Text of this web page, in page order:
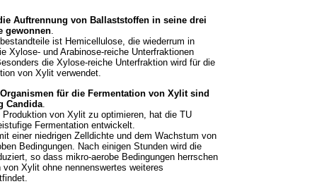
Auftrennung von Ballaststoffen in seine drei
gewonnen.
ist Hemicellulose, die wiederrum in
Xylose- und Arabinose-reiche Unterfraktionen
die Xylose-reiche Unterfraktion wird für die
von Xylit verwendet.
für die Fermentation von Xylit sind
Candida
Produktion von Xylit zu optimieren, hat die TU
Fermentation entwickelt.
einer niedrigen Zelldichte und dem Wachstum von
Bedingungen. Nach einigen Stunden wird die
so dass mikro-aerobe Bedingungen herrschen
von Xylit ohne nennenswertes weiteres